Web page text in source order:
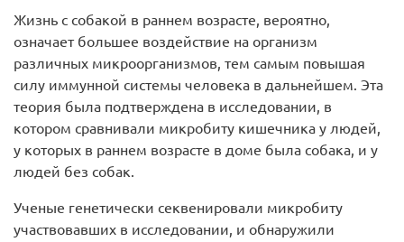
Жизнь с собакой в раннем возрасте, вероятно,
означает большее воздействие на организм
различных микроорганизмов, тем самым повышая
силу иммунной системы человека в дальнейшем. Эта
теория была подтверждена в исследовании, в
котором сравнивали микробиту кишечника у людей,
у которых в раннем возрасте в доме была собака, и у
людей без собак.
Ученые генетически секвенировали микробиту
участвовавших в исследовании, и обнаружили